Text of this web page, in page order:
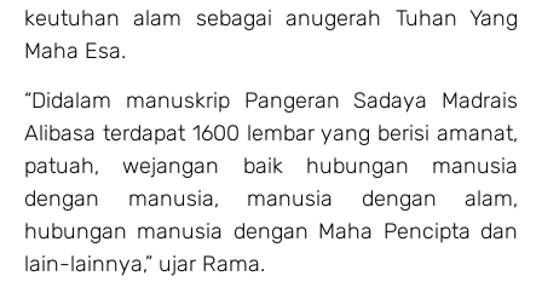
keutuhan alam sebagai anugerah Tuhan Yang
Maha Esa.
“Didalam manuskrip Pangeran Sadaya Madrais
Alibasa terdapat 1600 lembar yang berisi amanat,
patuah, wejangan baik hubungan manusia
dengan manusia, manusia dengan alam,
hubungan manusia dengan Maha Pencipta dan
lain-lainnya,” ujar Rama.